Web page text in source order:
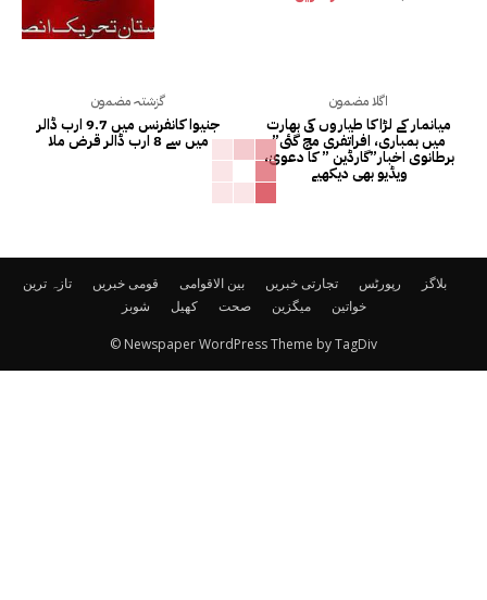
گزشتہ مضمون
جنیوا کانفرنس میں 9.7 ارب ڈالر
میں سے 8 ارب ڈالر قرض ملا
اگلا مضمون
میانمار کے لڑاکا طیاروں کی بھارت
میں بمباری، افراتفری مچ گئی”
برطانوی اخبار”گارڈین ” کا دعویٰ،
ویڈیو بھی دیکھیے
تازہ ترین قومی خبریں بین الاقوامی تجارتی خبریں رپورٹس
بلاگز
شوبز
کھیل صحت میگزین خواتین
© Newspaper WordPress Theme by TagDiv